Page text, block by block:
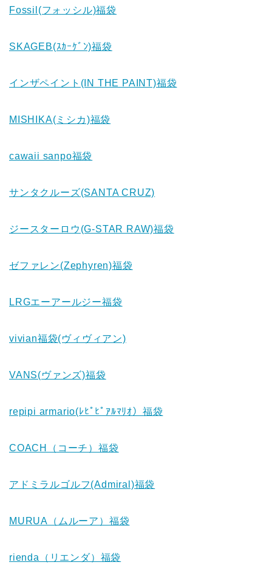
Fossil(フォッシル)福袋
SKAGEB(ｽｶｰｹﾞﾝ)福袋
インザペイント(IN THE PAINT)福袋
MISHIKA(ミシカ)福袋
cawaii sanpo福袋
サンタクルーズ(SANTA CRUZ)
ジースターロウ(G-STAR RAW)福袋
ゼファレン(Zephyren)福袋
LRGエーアールジー福袋
vivian福袋(ヴィヴィアン)
VANS(ヴァンズ)福袋
repipi armario(ﾚﾋﾟﾋﾟｱﾙﾏﾘｵ）福袋
COACH（コーチ）福袋
アドミラルゴルフ(Admiral)福袋
MURUA（ムルーア）福袋
rienda（リエンダ）福袋